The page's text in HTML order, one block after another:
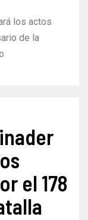
los actos
de la
el 178